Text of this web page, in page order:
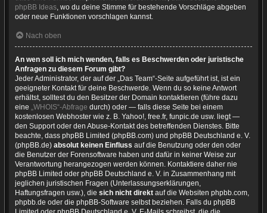
phpBB Ideas, wo du deine Stimme für bestehende Vorschläge abgeben
oder neue Funktionen vorschlagen kannst.
Nach oben
An wen soll ich mich wenden, falls es Beschwerden oder juristische
Anfragen zu diesem Forum gibt?
Jeder Administrator, der auf der „Das Team“-Seite aufgeführt ist, ist ein
geeigneter Kontakt für deine Beschwerde. Wenn du so keine Antwort
erhältst, solltest du den Besitzer der Domain kontaktieren (führe dazu
eine „WHOIS“-Abfrage durch) oder — falls diese Seite bei einem
kostenlosen Webhoster wie z. B. Yahoo!, free.fr, funpic.de usw. liegt —
den Support oder den Abuse-Kontakt des betreffenden Dienstes. Bitte
beachte, dass phpBB Limited (phpBB.com) und phpBB Deutschland e. V.
(phpBB.de) absolut keinen Einfluss auf die Benutzung oder den oder
die Benutzer der Forensoftware haben und dafür in keiner Weise zur
Verantwortung herangezogen werden können. Kontaktiere daher nie
phpBB Limited oder phpBB Deutschland e. V. in Zusammenhang mit
jeglichen juristischen Fragen (Unterlassungserklärungen,
Haftungsfragen usw.), die sich nicht direkt auf die Websiten phpbb.com,
phpbb.de oder die phpBB-Software selbst beziehen. Falls du phpBB